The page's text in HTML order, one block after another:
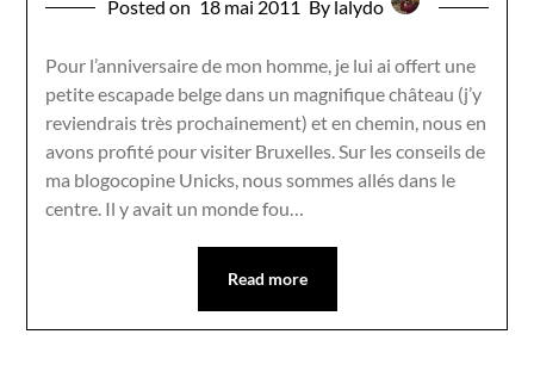
Posted on 18 mai 2011 By lalydo
Pour l’anniversaire de mon homme, je lui ai offert une
petite escapade belge dans un magnifique château (j’y
reviendrais très prochainement) et en chemin, nous en
avons profité pour visiter Bruxelles. Sur les conseils de
ma blogocopine Unicks, nous sommes allés dans le
centre. Il y avait un monde fou…
Read more